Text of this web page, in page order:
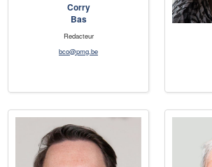
Corry
Bas
Redacteur
bco@pmg.be